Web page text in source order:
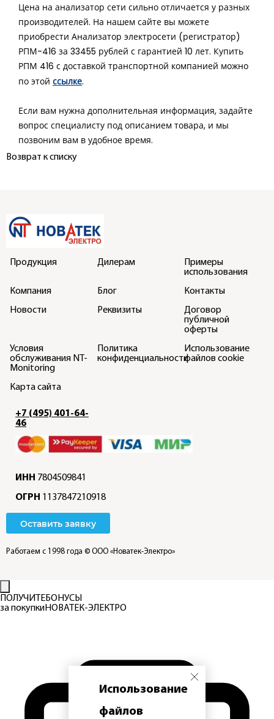
Цена на анализатор сети сильно отличается у разных
производителей. На нашем сайте вы можете
приобрести Анализатор электросети (регистратор)
РПМ-416 за 33455 рублей с гарантией 10 лет. Купить
РПМ 416 с доставкой транспортной компанией можно
по этой ссылке.
Если вам нужна дополнительная информация, задайте
вопрос специалисту под описанием товара, и мы
позвоним вам в удобное время.
Возврат к списку
Продукция Дилерам
Примеры
использования
Компания
Блог
Контакты
Новости
Реквизиты
Договор
публичной
оферты
Условия
обслуживания NT-
Monitoring
Политика
конфиденциальности
Использование
файлов cookie
Карта сайта
+7 (495) 401-64-
46
ИНН 7804509841
ОГРН 1137847210918
Оставить заявку
Работаем с 1998 года © ООО «Новатек-Электро»
Использование
файлов
ПОЛУЧИТЕБОНУСЫ
за покупкиНОВАТЕК-ЭЛЕКТРО